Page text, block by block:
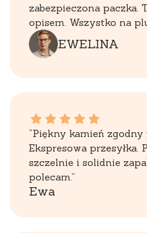
zabezpieczona paczka.
opisem. Wszystko na
EWELINA
Ewa dał ocenę: 5
“Piękny kamień zgodny
Ekspresowa przesyłka.
szczelnie i solidnie
polecam.”
Ewa